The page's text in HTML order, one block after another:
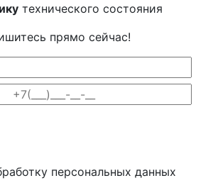
технического состояния
прямо сейчас!
персональных данных